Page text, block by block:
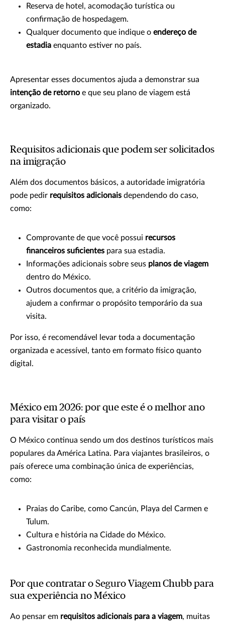
Reserva de hotel, acomodação turística ou
confirmação de hospedagem.
Qualquer documento que indique o endereço de
estadia enquanto estiver no país.
Apresentar esses documentos ajuda a demonstrar sua
intenção de retorno e que seu plano de viagem está
organizado.
Requisitos adicionais que podem ser solicitados
na imigração
Além dos documentos básicos, a autoridade imigratória
pode pedir requisitos adicionais dependendo do caso,
como:
Comprovante de que você possui recursos
financeiros suficientes para sua estadia.
Informações adicionais sobre seus planos de viagem
dentro do México.
Outros documentos que, a critério da imigração,
ajudem a confirmar o propósito temporário da sua
visita.
Por isso, é recomendável levar toda a documentação
organizada e acessível, tanto em formato físico quanto
digital.
México em 2026: por que este é o melhor ano
para visitar o país
O México continua sendo um dos destinos turísticos mais
populares da América Latina. Para viajantes brasileiros, o
país oferece uma combinação única de experiências,
como:
Praias do Caribe, como Cancún, Playa del Carmen e
Tulum.
Cultura e história na Cidade do México.
Gastronomia reconhecida mundialmente.
Por que contratar o Seguro Viagem Chubb para
sua experiência no México
Ao pensar em requisitos adicionais para a viagem, muitas